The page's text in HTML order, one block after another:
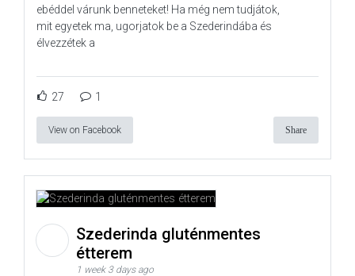
ebéddel várunk benneteket! Ha még nem tudjátok,
mit egyetek ma, ugorjatok be a Szederindába és
élvezzétek a
27 1
View on Facebook Share
Szederinda gluténmentes
étterem
1 week 3 days ago